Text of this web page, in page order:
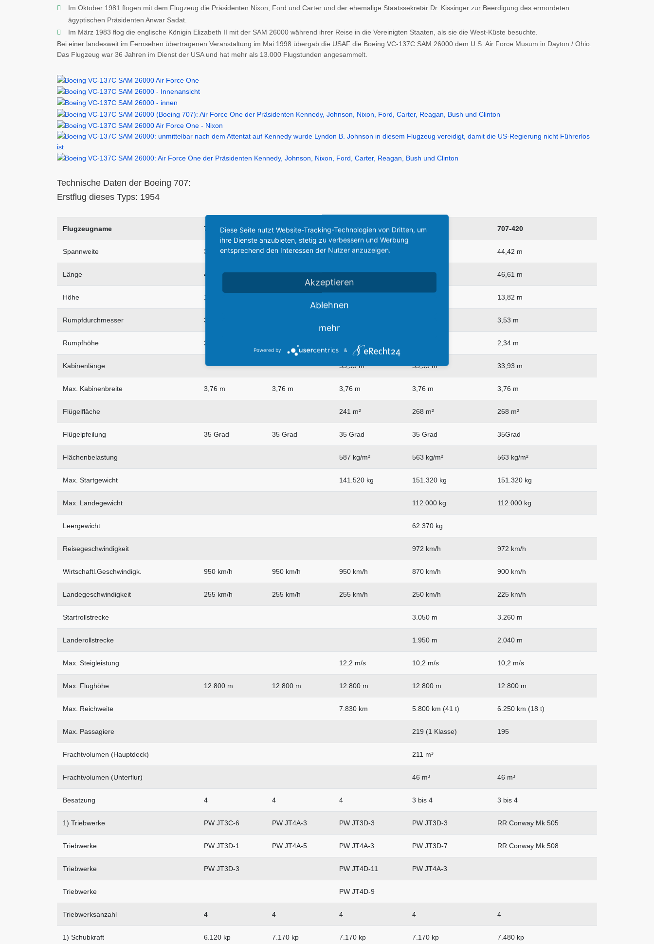
Im Oktober 1981 flogen mit dem Flugzeug die Präsidenten Nixon, Ford und Carter und der ehemalige Staatssekretär Dr. Kissinger zur Beerdigung des ermordeten
ägyptischen Präsidenten Anwar Sadat.
Im März 1983 flog die englische Königin Elizabeth II mit der SAM 26000 während ihrer Reise in die Vereinigten Staaten, als sie die West-Küste besuchte.
Bei einer landesweit im Fernsehen übertragenen Veranstaltung im Mai 1998 übergab die USAF die Boeing VC-137C SAM 26000 dem U.S. Air Force Musum in Dayton / Ohio.
Das Flugzeug war 36 Jahren im Dienst der USA und hat mehr als 13.000 Flugstunden angesammelt.
Technische Daten der Boeing 707:
Erstflug dieses Typs: 1954
Flugzeugname 707-120 707-220 707-320 707-320B 707-420
Spannweite 39,98m 39,98 m 43,41 m 44,42 m
Länge 44,04 m 44,04 m 46,61 m 46,61 m 46,61 m
Höhe 12,93 m 13,82 m
Rumpfdurchmesser 3,53 m 3,53 m
Rumpfhöhe 2,34 m 2,34 m 2,34 m
Kabinenlänge 33,93 m 33,93 m 33,93 m
Max. Kabinenbreite 3,76 m 3,76 m 3,76 m 3,76 m 3,76 m
Flügelfläche 241 m² 268 m² 268 m²
Flügelpfeilung 35 Grad 35 Grad 35 Grad 35 Grad 35Grad
Flächenbelastung 587 kg/m² 563 kg/m² 563 kg/m²
Max. Startgewicht 141.520 kg 151.320 kg 151.320 kg
Max. Landegewicht 112.000 kg 112.000 kg
Leergewicht 62.370 kg
Reisegeschwindigkeit 972 km/h 972 km/h
Wirtschaftl.Geschwindigk. 950 km/h 950 km/h 950 km/h 870 km/h 900 km/h
Landegeschwindigkeit 255 km/h 255 km/h 255 km/h 250 km/h 225 km/h
Startrollstrecke 3.050 m 3.260 m
Landerollstrecke 1.950 m 2.040 m
Max. Steigleistung 12,2 m/s 10,2 m/s 10,2 m/s
Max. Flughöhe 12.800 m 12.800 m 12.800 m 12.800 m 12.800 m
Max. Reichweite 7.830 km 5.800 km (41 t) 6.250 km (18 t)
Max. Passagiere 219 (1 Klasse) 195
Frachtvolumen (Hauptdeck) 211 m³
Frachtvolumen (Unterflur) 46 m³ 46 m³
Besatzung 4 4 4 3 bis 4 3 bis 4
1) Triebwerke PW JT3C-6 PW JT4A-3 PW JT3D-3 PW JT3D-3 RR Conway Mk 505
Triebwerke PW JT3D-1 PW JT4A-5 PW JT4A-3 PW JT3D-7 RR Conway Mk 508
Triebwerke PW JT3D-3 PW JT4D-11 PW JT4A-3
Triebwerke PW JT4D-9
Triebwerksanzahl 4 4 4 4 4
1) Schubkraft 6.120 kp 7.170 kp 7.170 kp 7.170 kp 7.480 kp
Diese Seite nutzt Website-Tracking-Technologien von Dritten, um
ihre Dienste anzubieten, stetig zu verbessern und Werbung
entsprechend den Interessen der Nutzer anzuzeigen.
Akzeptieren
Ablehnen
mehr
Powered by &